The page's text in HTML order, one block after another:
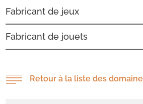
Fabricant de jeux
Fabricant de jouets
Retour à la liste des